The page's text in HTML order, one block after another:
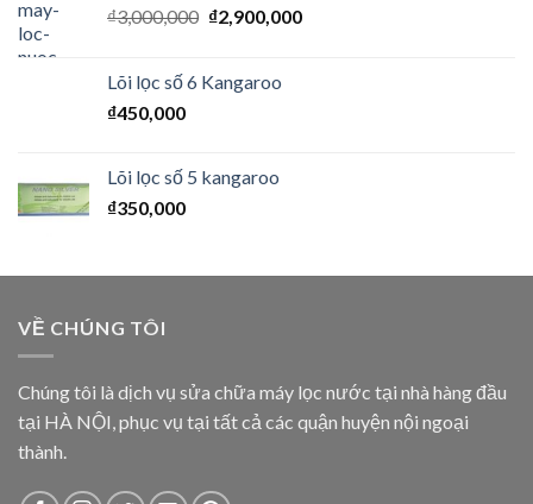
₫3,000,000 ₫2,900,000
Lõi lọc số 6 Kangaroo
₫450,000
Lõi lọc số 5 kangaroo
₫350,000
VỀ CHÚNG TÔI
Chúng tôi là dịch vụ sửa chữa máy lọc nước tại nhà hàng đầu
tại HÀ NỘI, phục vụ tại tất cả các quận huyện nội ngoại
thành.